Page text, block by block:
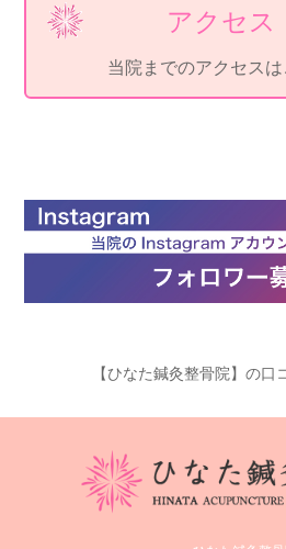
アクセス
当院までのアクセス
【ひなた鍼灸整骨院】の口